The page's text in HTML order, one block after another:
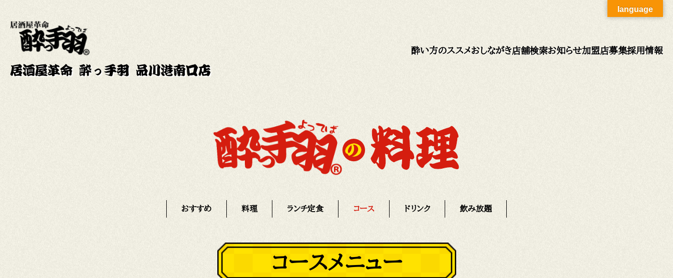
居酒屋革命 酔っ手羽 品川港南口店
酔い方のススメおしながき店舗検索お知らせ加盟店募集採用情報
おすすめ 料理 ランチ定食 コース ドリンク 飲み放題
コースメニュー
language